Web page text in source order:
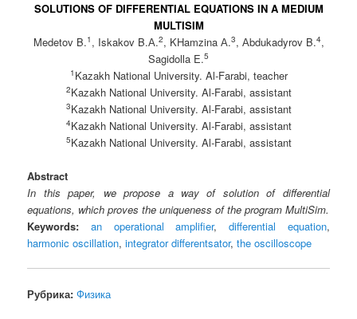
SOLUTIONS OF DIFFERENTIAL EQUATIONS IN A MEDIUM
MULTISIM
Medetov B.1 , Iskakov B.А.2, KHamzina А.3, Аbdukadyrov B.4,
Sagidolla E.5
1 Kazakh National University. Al-Farabi, teacher
2Kazakh National University. Al-Farabi, assistant
3Kazakh National University. Al-Farabi, assistant
4Kazakh National University. Al-Farabi, assistant
5Kazakh National University. Al-Farabi, assistant
Abstract
In this paper, we propose a way of solution of differential
equations, which proves the uniqueness of the program MultiSim.
Keywords:
an operational amplifier,differential equation,
harmonic oscillation,integrator differentsator,the oscilloscope
Рубрика: Физика